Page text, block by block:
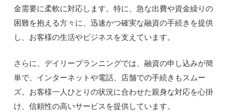
金需要に柔軟に対応します。特に、急な出費や資金繰りの
困難を抱える方々に、迅速かつ確実な融資の手続きを提供
し、お客様の生活やビジネスを支えています。
さらに、デイリープランニングでは、融資の申し込みが簡
単で、インターネットや電話、店舗での手続きもスムー
ズ。お客様一人ひとりの状況に合わせた親身な対応を心掛
け、信頼性の高いサービスを提供しています。